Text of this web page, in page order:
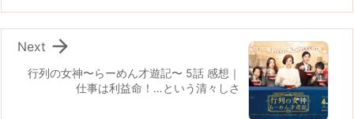
行列の女神〜らーめん才遊記〜 5話 感想｜
仕事は利益命！…という清々しさ

Next